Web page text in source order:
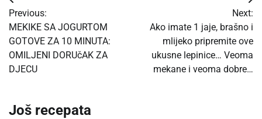
navigation
Previous:
MEKIKE SA JOGURTOM
GOTOVE ZA 10 MINUTA:
OMILJENI DORUčAK ZA
DJECU
Next:
Ako imate 1 jaje, brašno i
mlijeko pripremite ove
ukusne lepinice… Veoma
mekane i veoma dobre…
Još recepata